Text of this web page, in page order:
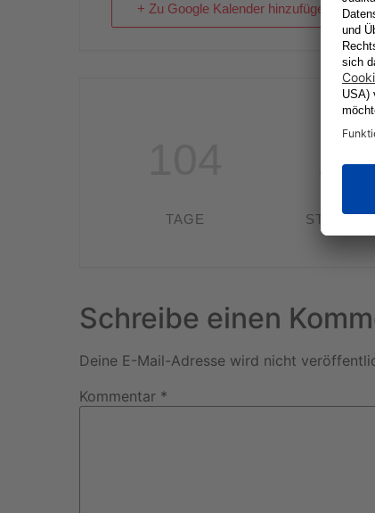
+ Zu Google Kalender hinzufügen
TAGE
14
Schreibe einen
Deine E-Mail-Adresse wird nicht
Kommentar *